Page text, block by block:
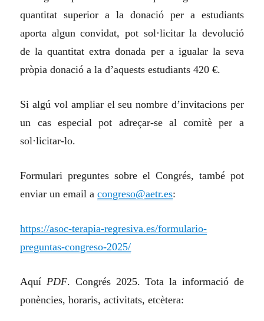
quantitat superior a la donació per a estudiants
aporta algun convidat, pot sol·licitar la devolució
de la quantitat extra donada per a igualar la seva
pròpia donació a la d’aquests estudiants 420 €.
Si algú vol ampliar el seu nombre d’invitacions per
un cas especial pot adreçar-se al comitè per a
sol·licitar-lo.
Formulari preguntes sobre el Congrés, també pot
enviar un email acongreso@aetr.es:
https://asoc-terapia-regresiva.es/formulario-
preguntas-congreso-2025/
AquíPDF. Congrés 2025. Tota la informació de
ponències, horaris, activitats, etcètera: